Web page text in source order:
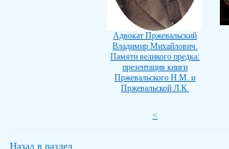
Адвокат Пржевальский
Владимир Михайлович.
Памяти великого предка:
презентация книги
Пржевальского Н.М. и
Пржевальской Л.К.
<
Назад в раздел